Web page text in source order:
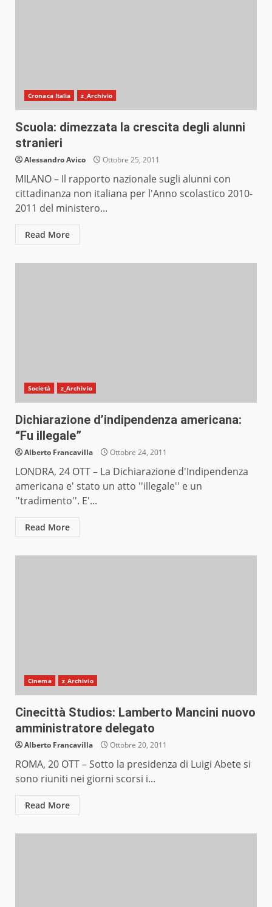
Cronaca Italia z_Archivio
Scuola: dimezzata la crescita degli alunni
stranieri
Alessandro Avico Ottobre 25, 2011
MILANO – Il rapporto nazionale sugli alunni con
cittadinanza non italiana per l'Anno scolastico 2010-
2011 del ministero...
Read More
Società z_Archivio
Dichiarazione d’indipendenza americana:
“Fu illegale”
Alberto Francavilla Ottobre 24, 2011
LONDRA, 24 OTT – La Dichiarazione d'Indipendenza
americana e' stato un atto ''illegale'' e un
''tradimento''. E'...
Read More
Cinema z_Archivio
Cinecittà Studios: Lamberto Mancini nuovo
amministratore delegato
Alberto Francavilla Ottobre 20, 2011
ROMA, 20 OTT – Sotto la presidenza di Luigi Abete si
sono riuniti nei giorni scorsi i...
Read More